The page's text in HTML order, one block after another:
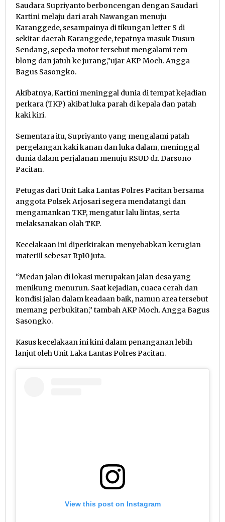
Saudara Supriyanto berboncengan dengan Saudari
Kartini melaju dari arah Nawangan menuju
Karanggede, sesampainya di tikungan letter S di
sekitar daerah Karanggede, tepatnya masuk Dusun
Sendang, sepeda motor tersebut mengalami rem
blong dan jatuh ke jurang,”ujar AKP Moch. Angga
Bagus Sasongko.
Akibatnya, Kartini meninggal dunia di tempat kejadian
perkara (TKP) akibat luka parah di kepala dan patah
kaki kiri.
Sementara itu, Supriyanto yang mengalami patah
pergelangan kaki kanan dan luka dalam, meninggal
dunia dalam perjalanan menuju RSUD dr. Darsono
Pacitan.
Petugas dari Unit Laka Lantas Polres Pacitan bersama
anggota Polsek Arjosari segera mendatangi dan
mengamankan TKP, mengatur lalu lintas, serta
melaksanakan olah TKP.
Kecelakaan ini diperkirakan menyebabkan kerugian
materiil sebesar Rp10 juta.
“Medan jalan di lokasi merupakan jalan desa yang
menikung menurun. Saat kejadian, cuaca cerah dan
kondisi jalan dalam keadaan baik, namun area tersebut
memang perbukitan,” tambah AKP Moch. Angga Bagus
Sasongko.
Kasus kecelakaan ini kini dalam penanganan lebih
lanjut oleh Unit Laka Lantas Polres Pacitan.
View this post on Instagram